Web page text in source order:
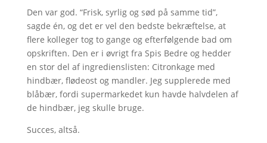
Den var god. “Frisk, syrlig og sød på samme tid”,
sagde én, og det er vel den bedste bekræftelse, at
flere kolleger tog to gange og efterfølgende bad om
opskriften. Den er i øvrigt fra Spis Bedre og hedder
en stor del af ingredienslisten: Citronkage med
hindbær, flødeost og mandler. Jeg supplerede med
blåbær, fordi supermarkedet kun havde halvdelen af
de hindbær, jeg skulle bruge.
Succes, altså.